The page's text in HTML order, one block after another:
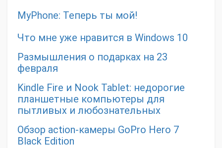
MyPhone: Теперь ты мой!
Что мне уже нравится в Windows 10
Размышления о подарках на 23
февраля
Kindle Fire и Nook Tablet: недорогие
планшетные компьютеры для
пытливых и любознательных
Обзор action-камеры GoPro Hero 7
Black Edition